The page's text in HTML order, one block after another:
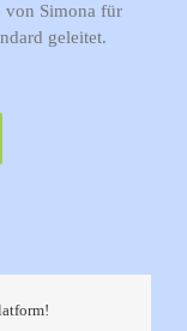
von Simona für
geleitet.